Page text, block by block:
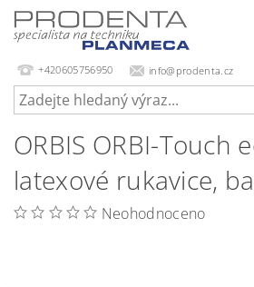
+420605756950 info@prodenta.cz
ORBIS ORBI-Touch
latexové rukavice,
Neohodnoceno